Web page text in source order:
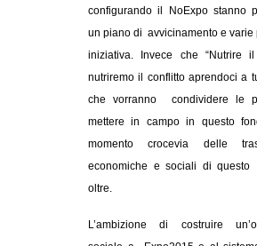
configurando il NoExpo stanno
un piano di avvicinamento e varie
iniziativa. Invece che “Nutrire
nutriremo il conflitto aprendoci a
che vorranno condividere le
mettere in campo in questo
momento crocevia delle
economiche e sociali di
oltre.
L’ambizione di costruire